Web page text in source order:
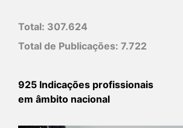
Total: 307.624
Total de Publicações: 7.722
925 Indicações profissionais
em âmbito nacional